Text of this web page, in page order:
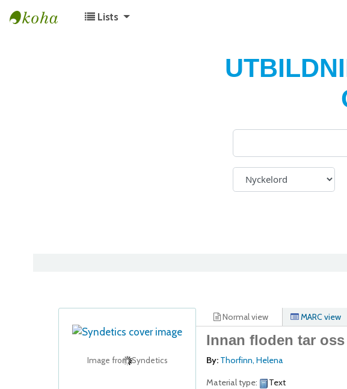
Lists
Image from Syndetics
Normal view MARC view
Innan floden tar
By: Thorfinn, Helena
Material type:
Text